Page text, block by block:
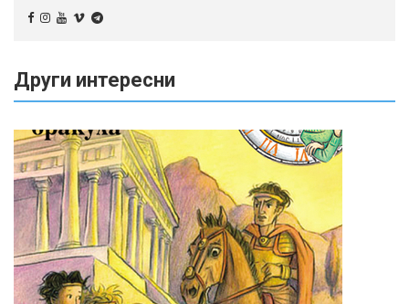
Други интересни